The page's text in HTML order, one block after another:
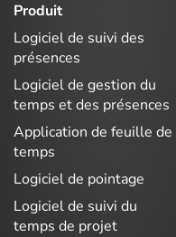
Produit
Logiciel de suivi des
présences
Logiciel de gestion du
temps et des présences
Application de feuille de
temps
Logiciel de pointage
Logiciel de suivi du
temps de projet